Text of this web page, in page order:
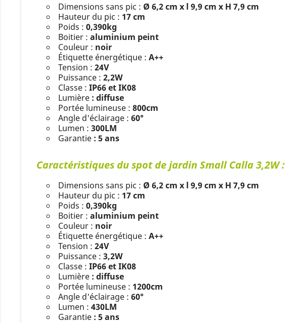
Dimensions sans pic : Ø 6,2 cm x l 9,9 cm x H 7,9 cm
Hauteur du pic : 17 cm
Poids : 0,390kg
Boitier : aluminium peint
Couleur : noir
Étiquette énergétique : A++
Tension : 24V
Puissance : 2,2W
Classe : IP66 et IK08
Lumière: diffuse
Portée lumineuse : 800cm
Angle d'éclairage : 60°
Lumen : 300LM
Garantie: 5 ans
Caractéristiques du spot de jardin Small Calla 3,2W :
Dimensions sans pic : Ø 6,2 cm x l 9,9 cm x H 7,9 cm
Hauteur du pic : 17 cm
Poids : 0,390kg
Boitier : aluminium peint
Couleur : noir
Étiquette énergétique : A++
Tension : 24V
Puissance : 3,2W
Classe : IP66 et IK08
Lumière: diffuse
Portée lumineuse : 1200cm
Angle d'éclairage : 60°
Lumen : 430LM
Garantie: 5 ans